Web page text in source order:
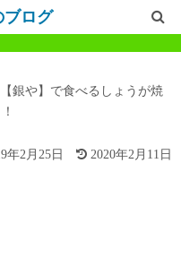
ブログ
銀や】で食べるしょうが焼
年2月25日 2020年2月11日